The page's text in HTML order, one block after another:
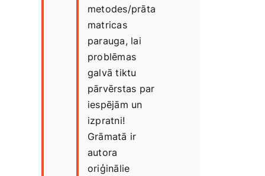
metodes/prāta
matricas
parauga, lai
problēmas
galvā tiktu
pārvērstas par
iespējām un
izpratni!
Grāmatā ir
autora
oriģinālie